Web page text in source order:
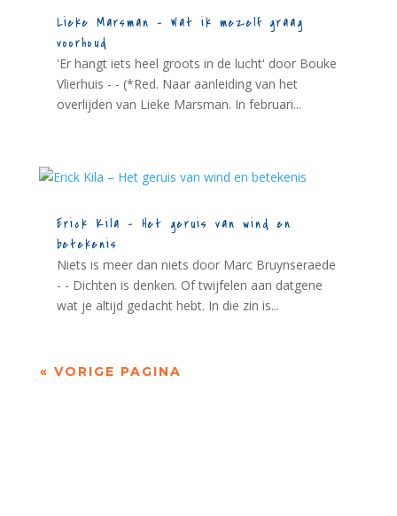
Lieke Marsman – Wat ik mezelf graag
voorhoud
'Er hangt iets heel groots in de lucht' door Bouke
Vlierhuis - - (*Red. Naar aanleiding van het
overlijden van Lieke Marsman. In februari...
Erick Kila – Het geruis van wind en
betekenis
Niets is meer dan niets door Marc Bruynseraede
- - Dichten is denken. Of twijfelen aan datgene
wat je altijd gedacht hebt. In die zin is...
« VORIGE PAGINA